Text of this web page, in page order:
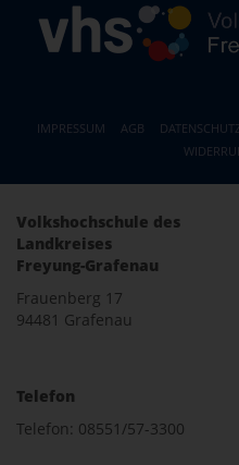
IMPRESSUM AGB
Volkshochschule des
Landkreises
Freyung-Grafenau
Frauenberg 17
94481 Grafenau
Telefon
Telefon: 08551/57-3300